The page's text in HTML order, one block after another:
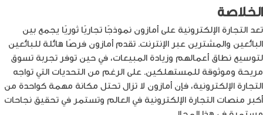
الخلاصة
تعد التجارة الإلكترونية على أمازون نموذجًا تجاريًا ثوريًا يجمع بين
البائعين والمشترين عبر الإنترنت. تقدم أمازون فرصًا هائلة للبائعين
لتوسيع نطاق أعمالهم وزيادة المبيعات، في حين توفر تجربة تسوق
مريحة وموثوقة للمستهلكين. على الرغم من التحديات التي تواجه
التجارة الإلكترونية، فإن أمازون لا تزال تحتل مكانة مهمة كواحدة من
أكبر منصات التجارة الإلكترونية في العالم وتستمر في تحقيق نجاحات